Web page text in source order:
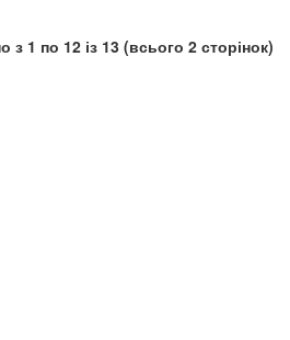
з 1 по 12 із 13 (всього 2 сторінок)